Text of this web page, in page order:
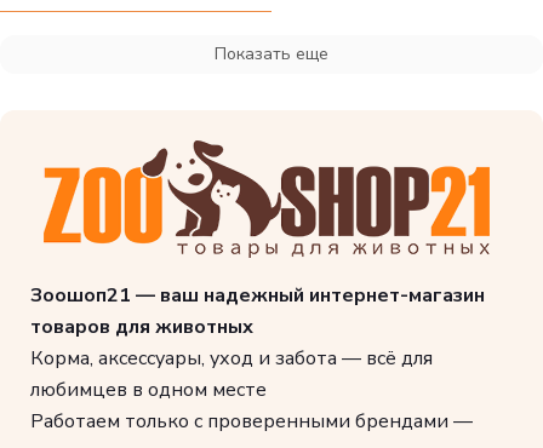
Показать еще
Зоошоп21 — ваш надежный интернет-магазин
товаров для животных
Корма, аксессуары, уход и забота — всё для
любимцев в одном месте
Работаем только с проверенными брендами —